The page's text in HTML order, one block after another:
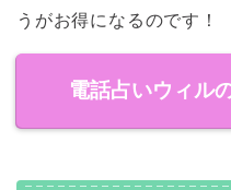
うがお得になるのです！
電話占いウィル